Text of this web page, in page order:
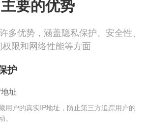
主要的优势
多优势，涵盖隐私保护、安全性、
限和网络性能等方面
护
址
用户的真实IP地址，防止第三方追踪用户的
。